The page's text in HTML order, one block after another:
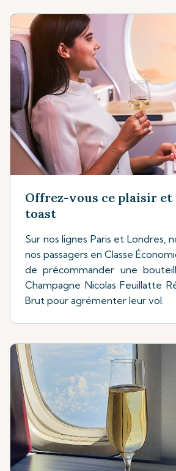
Offrez-vous ce plaisir et
toast
Sur nos lignes Paris et Londres,
nos passagers en Classe
de précommander une
Champagne Nicolas Feuillatte
Brut pour agrémenter leur vol.